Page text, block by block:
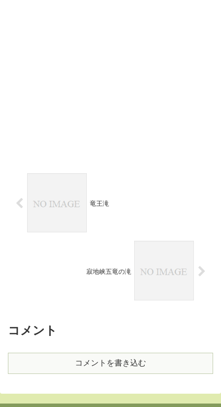
竜王滝
寂地峡五竜の滝
コメント
コメントを書き込む